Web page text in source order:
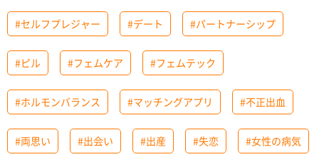
#セルフプレジャー #デート #パートナーシップ
#ピル #フェムケア #フェムテック
#ホルモンバランス #マッチングアプリ #不正出血
#両思い #出会い #出産 #失恋 #女性の病気